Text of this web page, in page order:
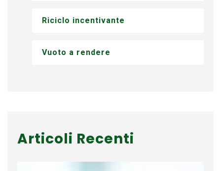
Riciclo incentivante
Vuoto a rendere
Articoli Recenti